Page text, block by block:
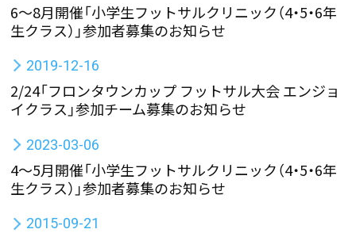
6～8月開催「小学生フットサルクリニック（4・5・6年
生クラス）」参加者募集のお知らせ
2019-12-16
2/24「フロンタウンカップ フットサル大会 エンジョ
イクラス」参加チーム募集のお知らせ
2023-03-06
4～5月開催「小学生フットサルクリニック（4・5・6年
生クラス）」参加者募集のお知らせ
2015-09-21